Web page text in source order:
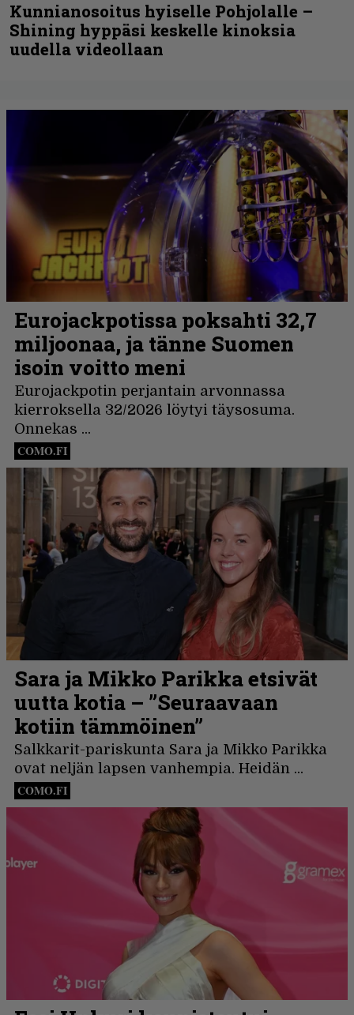
Kunnianosoitus hyiselle Pohjolalle –
Shining hyppäsi keskelle kinoksia
uudella videollaan